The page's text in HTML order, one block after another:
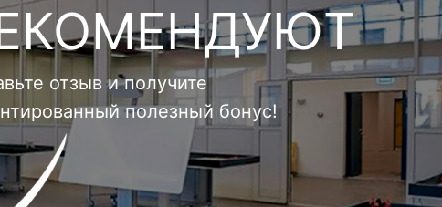
отзыв и получите
полезный бонус!